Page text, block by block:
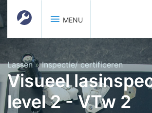
menu MENU
Lassen »Inspectie/ certificeren
Visueel
level 2 - VTw 2